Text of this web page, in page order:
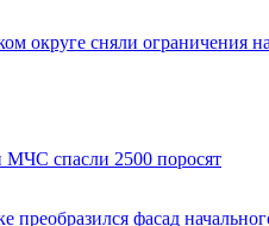
округе сняли ограничения
МЧС спасли 2500 поросят
преобразился фасад